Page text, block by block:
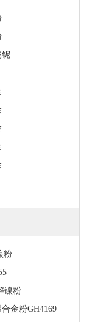
铌
粉
镍粉
金粉GH4169